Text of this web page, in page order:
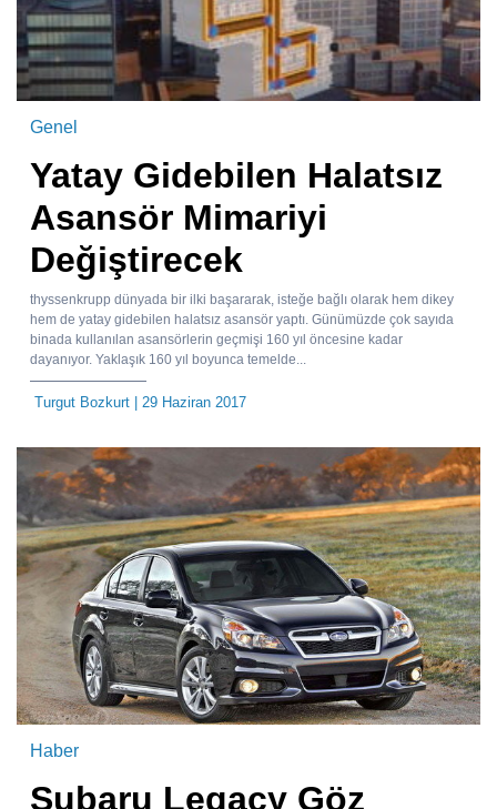
Genel
Yatay Gidebilen Halatsız
Asansör Mimariyi
Değiştirecek
thyssenkrupp dünyada bir ilki başararak, isteğe bağlı olarak hem dikey
hem de yatay gidebilen halatsız asansör yaptı. Günümüzde çok sayıda
binada kullanılan asansörlerin geçmişi 160 yıl öncesine kadar
dayanıyor. Yaklaşık 160 yıl boyunca temelde...
Turgut Bozkurt | 29 Haziran 2017
Haber
Subaru Legacy Göz